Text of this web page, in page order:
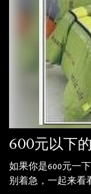
600元以下
如果你是600元一
别着急，一起来看